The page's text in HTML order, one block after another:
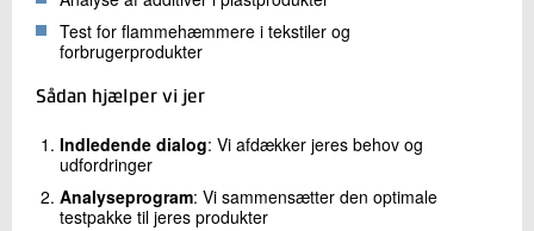
Test for flammehæmmere i tekstiler og
forbrugerprodukter
Sådan hjælper vi jer
Indledende dialog: Vi afdækker jeres behov og
udfordringer
Analyseprogram: Vi sammensætter den optimale
testpakke til jeres produkter